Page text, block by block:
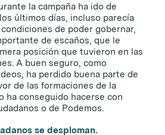
la campaña ha ido de
últimos días, incluso parecía
de poder gobernar,
de escaños, que le
posición que tuvieron en las
A buen seguro, como
ha perdido buena parte de
de las formaciones de la
ha conseguido hacerse con
o de Podemos.
se desploman.